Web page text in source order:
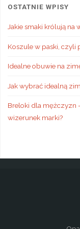
OSTATNIE WPISY
Jakie smaki królują na
Koszule w paski, czyli
Idealne obuwie na
Jak wybrać idealną
Breloki dla mężczyzn
wizerunek marki?